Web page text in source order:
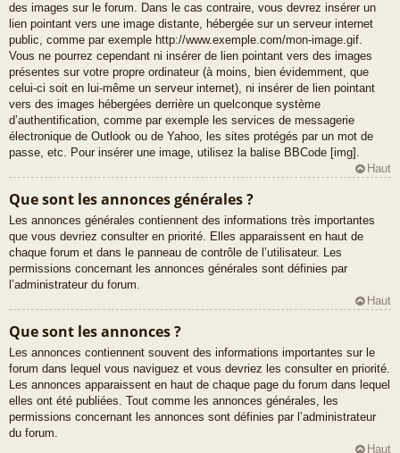
des images sur le forum. Dans le cas contraire, vous devrez insérer un
lien pointant vers une image distante, hébergée sur un serveur internet
public, comme par exemple http://www.exemple.com/mon-image.gif.
Vous ne pourrez cependant ni insérer de lien pointant vers des images
présentes sur votre propre ordinateur (à moins, bien évidemment, que
celui-ci soit en lui-même un serveur internet), ni insérer de lien pointant
vers des images hébergées derrière un quelconque système
d’authentification, comme par exemple les services de messagerie
électronique de Outlook ou de Yahoo, les sites protégés par un mot de
passe, etc. Pour insérer une image, utilisez la balise BBCode [img].
Haut
Que sont les annonces générales ?
Les annonces générales contiennent des informations très importantes
que vous devriez consulter en priorité. Elles apparaissent en haut de
chaque forum et dans le panneau de contrôle de l’utilisateur. Les
permissions concernant les annonces générales sont définies par
l’administrateur du forum.
Haut
Que sont les annonces ?
Les annonces contiennent souvent des informations importantes sur le
forum dans lequel vous naviguez et vous devriez les consulter en priorité.
Les annonces apparaissent en haut de chaque page du forum dans lequel
elles ont été publiées. Tout comme les annonces générales, les
permissions concernant les annonces sont définies par l’administrateur
du forum.
Haut